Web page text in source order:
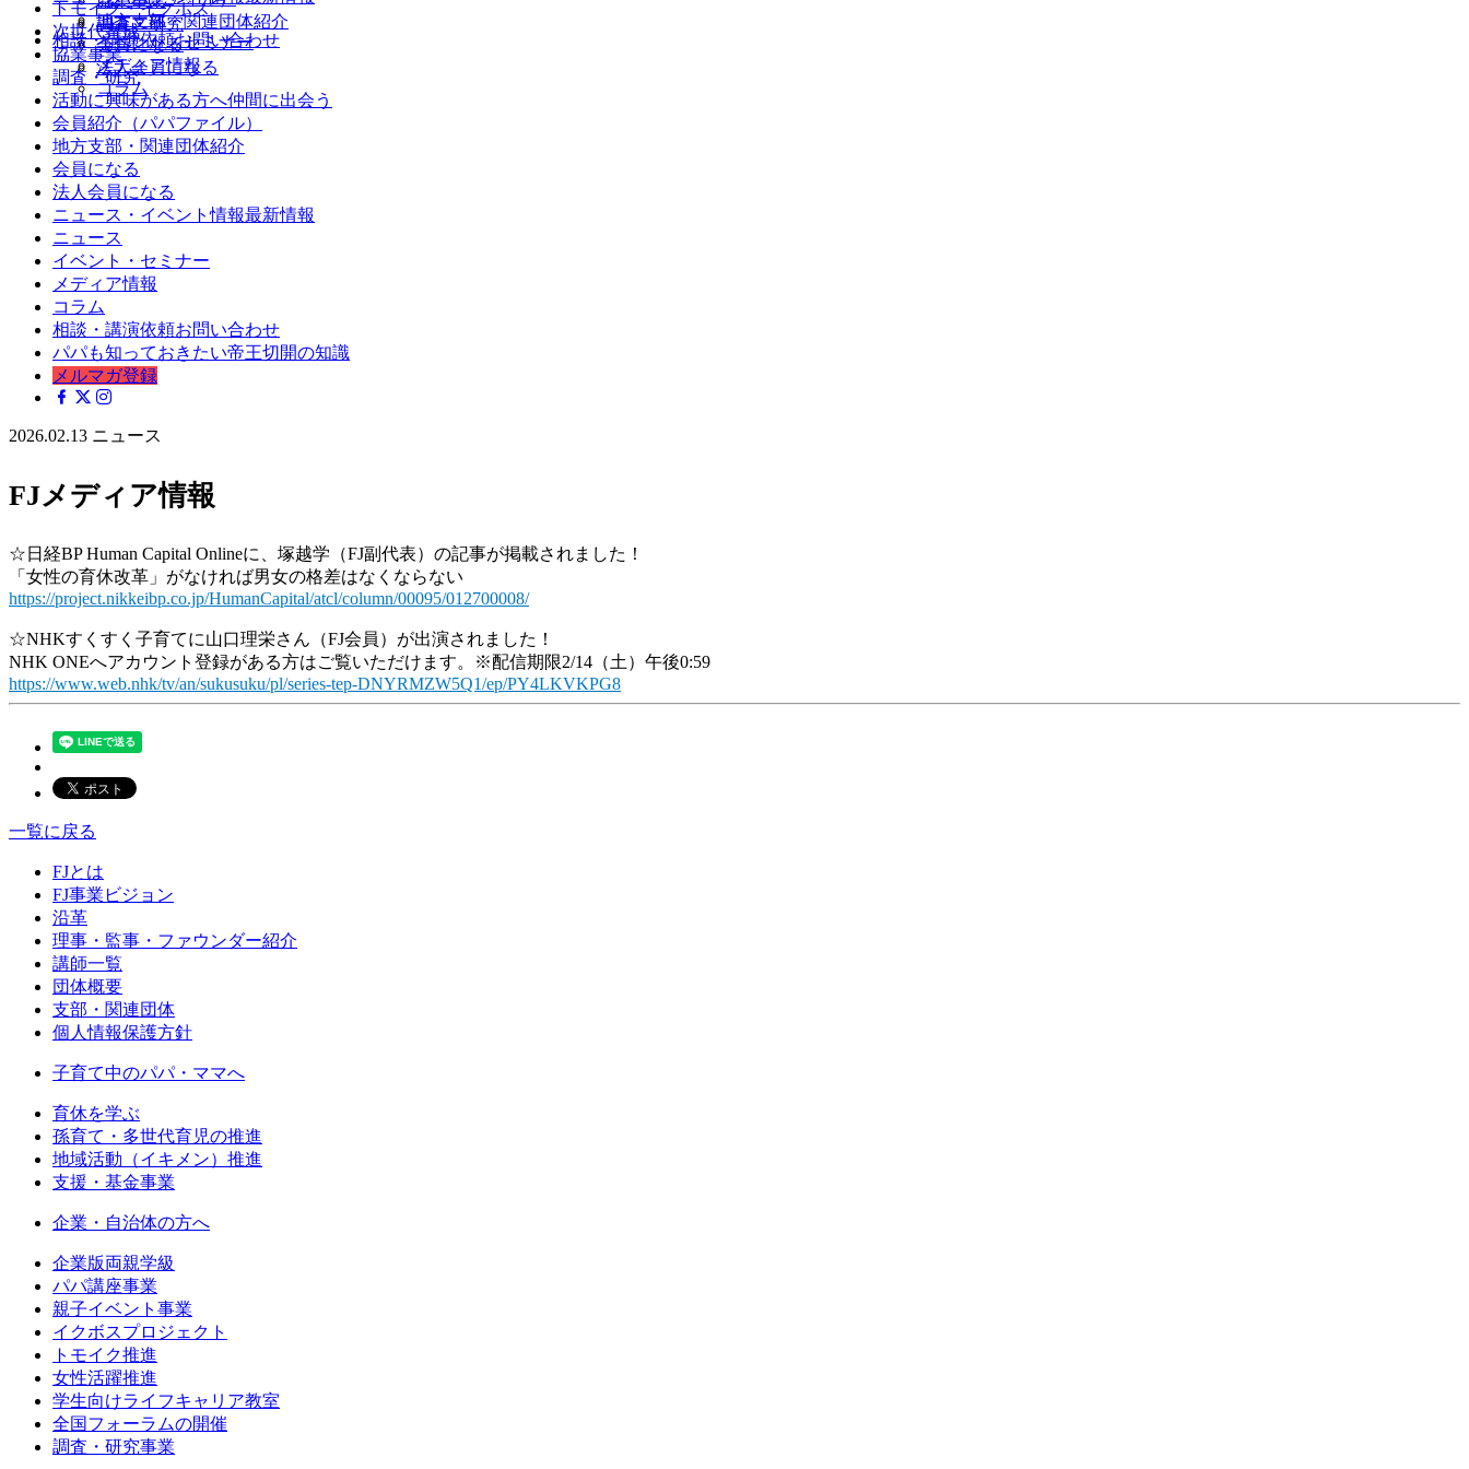
調査・研究
地方支部・関連団体紹介
会員になる
法人会員になる
ニュース
イベント・セミナー
メディア情報
コラム
相談・講演依頼お問い合わせ
トモイク・イクボス
次世代育成
協業事業
調査・研究
活動に興味がある方へ仲間に出会う
会員紹介（パパファイル）
地方支部・関連団体紹介
会員になる
法人会員になる
ニュース・イベント情報最新情報
ニュース
イベント・セミナー
メディア情報
コラム
相談・講演依頼お問い合わせ
パパも知っておきたい帝王切開の知識
メルマガ登録
2026.02.13 ニュース
FJメディア情報
☆日経BP Human Capital Onlineに、塚越学（FJ副代表）の記事が掲載されました！
「女性の育休改革」がなければ男女の格差はなくならない
https://project.nikkeibp.co.jp/HumanCapital/atcl/column/00095/012700008/
☆NHKすくすく子育てに山口理栄さん（FJ会員）が出演されました！
NHK ONEへアカウント登録がある方はご覧いただけます。※配信期限2/14（土）午後0:59
https://www.web.nhk/tv/an/sukusuku/pl/series-tep-DNYRMZW5Q1/ep/PY4LKVKPG8
一覧に戻る
FJとは
FJ事業ビジョン
沿革
理事・監事・ファウンダー紹介
講師一覧
団体概要
支部・関連団体
個人情報保護方針
子育て中のパパ・ママへ
育休を学ぶ
孫育て・多世代育児の推進
地域活動（イキメン）推進
支援・基金事業
企業・自治体の方へ
企業版両親学級
パパ講座事業
親子イベント事業
イクボスプロジェクト
トモイク推進
女性活躍推進
学生向けライフキャリア教室
全国フォーラムの開催
調査・研究事業